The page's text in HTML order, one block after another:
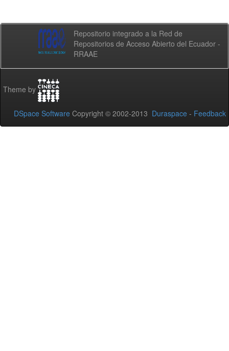
Repositorio integrado a la Red de
Repositorios de Acceso Abierto del Ecuador -
RRAAE
Theme by
DSpace Software Copyright © 2002-2013 Duraspace - Feedback